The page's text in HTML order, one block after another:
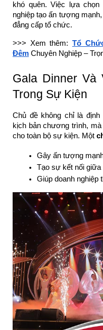
khó quên. Việc lựa
nghiệp tạo ấn tượng
đẳng cấp tổ chức.
>>> Xem thêm: Tổ
Đêm Chuyên Nghiệp –
Gala Dinner
Trong Sự Kiện
Chủ đề không chỉ là
kịch bản chương trình,
cho toàn bộ sự kiện. Một
Gây ấn tượng
Tạo sự kết nối giữa
Giúp doanh nghiệp